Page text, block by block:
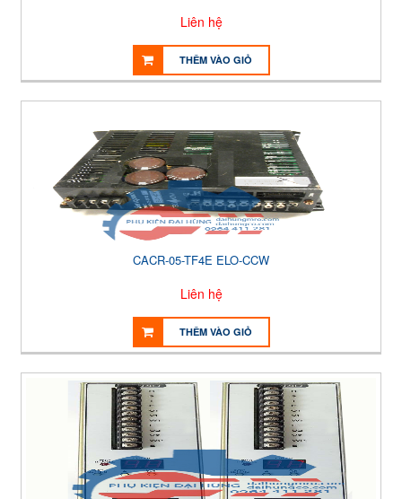
Liên hệ
THÊM VÀO GIỎ
CACR-05-TF4E ELO-CCW
Liên hệ
THÊM VÀO GIỎ